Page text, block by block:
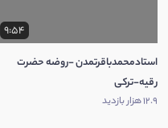
9:54
استادمحمدباقرتمدن -روضه حضرت
رقیه-ترکی
12.9 هزار بازدید